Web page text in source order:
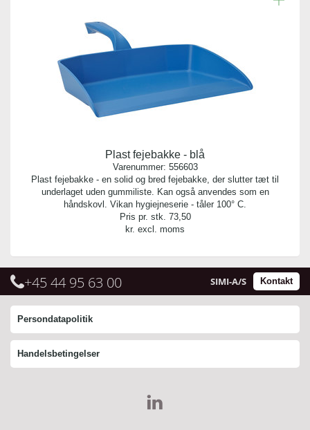
Plast fejebakke - blå
Varenummer: 556603
Plast fejebakke - en solid og bred fejebakke, der slutter tæt til
underlaget uden gummiliste. Kan også anvendes som en
håndskovl. Vikan hygiejneserie - tåler 100° C.
Pris pr. stk. 73,50
kr. excl. moms
+45 44 95 63 00 Kontakt
SIMI-A/S
Persondatapolitik
Handelsbetingelser